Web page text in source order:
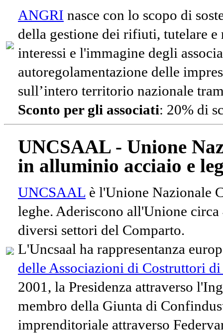
ANGRI nasce con lo scopo di
della gestione dei rifiuti, tutelare e
interessi e l'immagine degli
autoregolamentazione delle
sull’intero territorio nazionale
Sconto per gli associati: 20% di
UNCSAAL - Unione
in alluminio acciaio e
UNCSAAL è l'Unione Nazionale
leghe. Aderiscono all'Unione
diversi settori del Comparto.
L'Uncsaal ha rappresentanza
delle Associazioni di Costruttori
2001, la Presidenza attraverso
membro della Giunta di
imprenditoriale attraverso